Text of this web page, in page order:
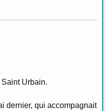
Urbain.
dernier, qui accompagnait